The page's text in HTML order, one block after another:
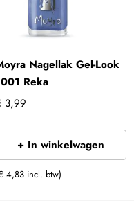
Nagellak Gel-Look
Reka
3,99
+ In winkelwagen
4,83 incl. btw)